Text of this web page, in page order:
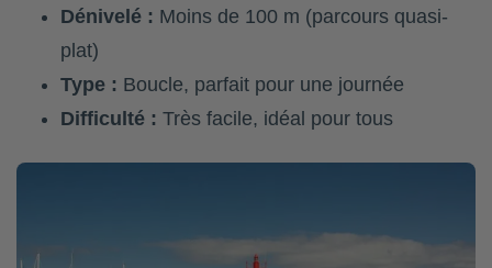
Dénivelé : Moins de 100 m (parcours quasi-
plat)
Type : Boucle, parfait pour une journée
Difficulté : Très facile, idéal pour tous